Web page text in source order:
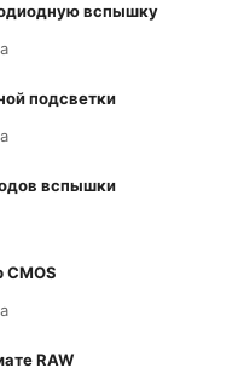
вспышку
подсветки
вспышки
CMOS
RAW